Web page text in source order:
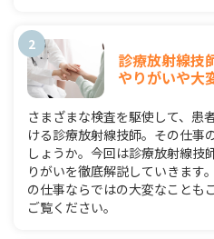
診療放射線技
やりがいや大
さまざまな検査を駆使して、患
ける診療放射線技師。その仕事
しょうか。今回は診療放射線技
りがいを徹底解説していきます
の仕事ならではの大変なことも
ご覧ください。